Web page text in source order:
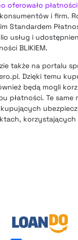
oferowało
i firm.
Standardem
usług i
BLIKIEM.
także na portalu
Dzięki temu
będą mogli
płatności. Te same
korzystających